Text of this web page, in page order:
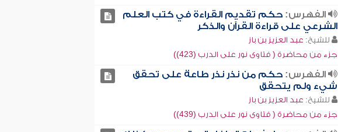
الفهرس: حكم تقديم القراءة في كتب العلم
الشرعي على قراءة القرآن والذكر
للشيخ: عبد العزيز بن باز
جزء من محاضرة ( فتاوى نور على الدرب (423))
الفهرس: حكم من نذر نذر طاعة على تحقق
شيء ولم يتحقق
للشيخ: عبد العزيز بن باز
جزء من محاضرة ( فتاوى نور على الدرب (439))